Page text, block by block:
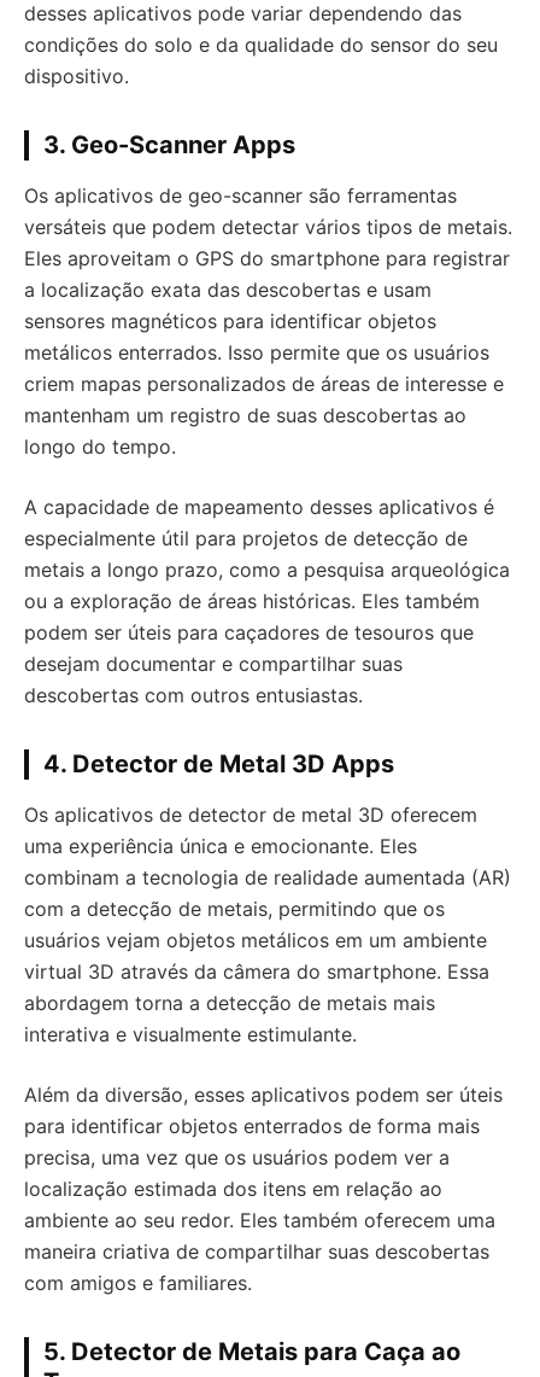
desses aplicativos pode variar dependendo das
condições do solo e da qualidade do sensor do seu
dispositivo.
3. Geo-Scanner Apps
Os aplicativos de geo-scanner são ferramentas
versáteis que podem detectar vários tipos de metais.
Eles aproveitam o GPS do smartphone para registrar
a localização exata das descobertas e usam
sensores magnéticos para identificar objetos
metálicos enterrados. Isso permite que os usuários
criem mapas personalizados de áreas de interesse e
mantenham um registro de suas descobertas ao
longo do tempo.
A capacidade de mapeamento desses aplicativos é
especialmente útil para projetos de detecção de
metais a longo prazo, como a pesquisa arqueológica
ou a exploração de áreas históricas. Eles também
podem ser úteis para caçadores de tesouros que
desejam documentar e compartilhar suas
descobertas com outros entusiastas.
4. Detector de Metal 3D Apps
Os aplicativos de detector de metal 3D oferecem
uma experiência única e emocionante. Eles
combinam a tecnologia de realidade aumentada (AR)
com a detecção de metais, permitindo que os
usuários vejam objetos metálicos em um ambiente
virtual 3D através da câmera do smartphone. Essa
abordagem torna a detecção de metais mais
interativa e visualmente estimulante.
Além da diversão, esses aplicativos podem ser úteis
para identificar objetos enterrados de forma mais
precisa, uma vez que os usuários podem ver a
localização estimada dos itens em relação ao
ambiente ao seu redor. Eles também oferecem uma
maneira criativa de compartilhar suas descobertas
com amigos e familiares.
5. Detector de Metais para Caça ao